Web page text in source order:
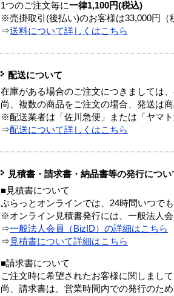
1つのご注文毎に一律1,100円(税込)
※売掛取引(後払い)のお客様は33,000円（
⇒送料について詳しくはこちら
配送について
在庫がある場合のご注文につきましては
尚、複数の商品をご注文の場合、発送は
※配送業者は「佐川急便」または「ヤマ
⇒配送について詳しくはこちら
見積書・請求書・納品書等の発行につい
■見積書について
ぷらっとオンラインでは、24時間いつで
※オンライン見積書発行には、一般法人
⇒一般法人会員（BizID）の詳細はこちら
⇒ 見積書について詳細はこちら
■請求書について
ご注文時に希望されたお客様に関しまし
尚、請求書は、営業時間内での発行のた